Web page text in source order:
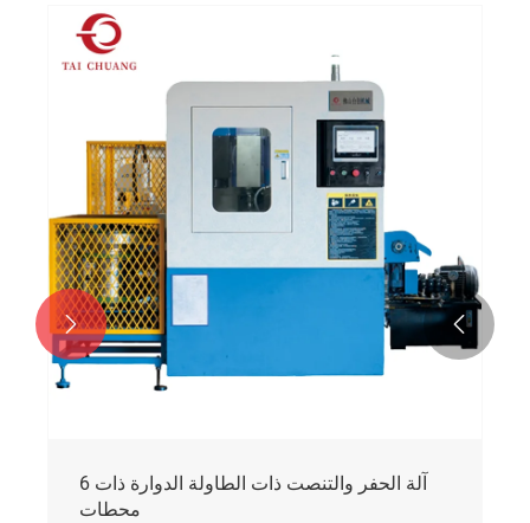
آلة الحفر والصنبور الدوارة المخصصة
عرض المزيد >>

